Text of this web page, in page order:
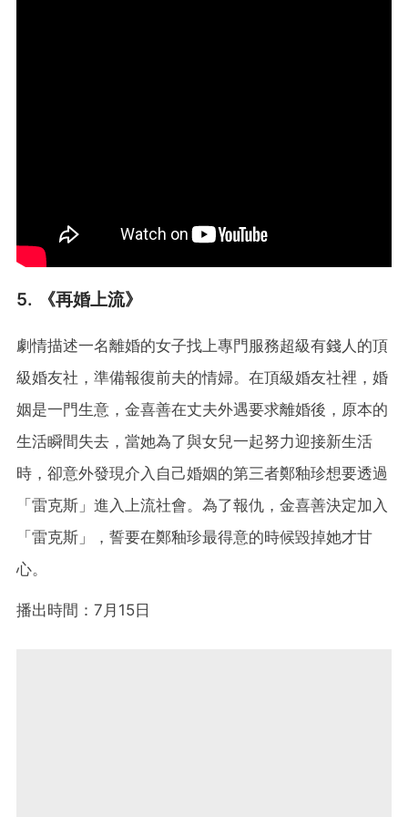
5. 《再婚上流》
劇情描述一名離婚的女子找上專門服務超級有錢人的頂
級婚友社，準備報復前夫的情婦。在頂級婚友社裡，婚
姻是一門生意，金喜善在丈夫外遇要求離婚後，原本的
生活瞬間失去，當她為了與女兒一起努力迎接新生活
時，卻意外發現介入自己婚姻的第三者鄭釉珍想要透過
「雷克斯」進入上流社會。為了報仇，金喜善決定加入
「雷克斯」，誓要在鄭釉珍最得意的時候毀掉她才甘
心。
播出時間：7月15日